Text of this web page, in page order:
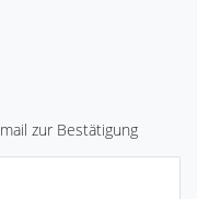
zur Bestätigung